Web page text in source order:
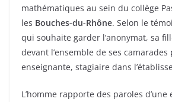
mathématiques au sein du collège
les Bouches-du-Rhône. Selon le
qui souhaite garder l’anonymat, sa
devant l’ensemble de ses camarades
enseignante, stagiaire dans
L’homme rapporte des paroles